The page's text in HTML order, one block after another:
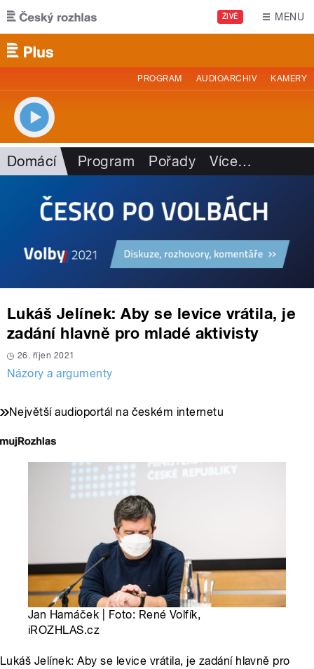
Přejít k hlavnímu obsahu
ŽIVĚ MENU
PROGRAM AUDIOARCHIV KAMERY
Domácí Program Pořady Více…
Lukáš Jelínek: Aby se levice vrátila, je
zadání hlavně pro mladé aktivisty
26. říjen 2021
Názory a argumenty
Největší audioportál na českém internetu
Jan Hamáček | Foto: René Volfík,
iROZHLAS.cz
Lukáš Jelínek: Aby se levice vrátila, je zadání hlavně pro